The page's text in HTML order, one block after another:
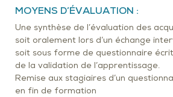
MOYENS D’ÉVALUATION :
Une synthèse de l’évaluation des
soit oralement lors d’un échange
soit sous forme de questionnaire
de la validation de l’apprentissage.
Remise aux stagiaires d’un
en fin de formation